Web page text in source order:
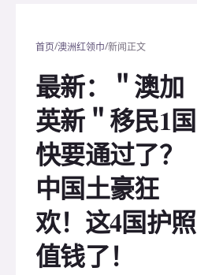
首页/澳洲红领巾/新闻正文
最新：＂澳加
英新＂移民1国
快要通过了？
中国土豪狂
欢！这4国护照
值钱了！